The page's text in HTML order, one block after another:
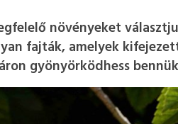
növényeket
fajták, amelyek
gyönyörködhess